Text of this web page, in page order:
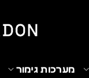
מערכות גימור